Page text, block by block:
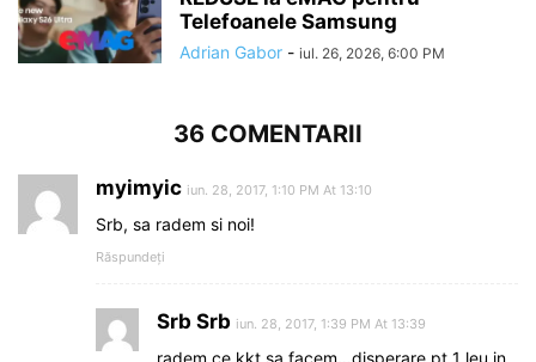
Telefoanele Samsung
Adrian Gabor - iul. 26, 2026, 6:00 PM
36 COMENTARII
myimyic iun. 28, 2017, 1:10 PM At 13:10
Srb, sa radem si noi!
Răspundeți
Srb Srb iun. 28, 2017, 1:39 PM At 13:39
radem ce kkt sa facem…disperare pt 1 leu in